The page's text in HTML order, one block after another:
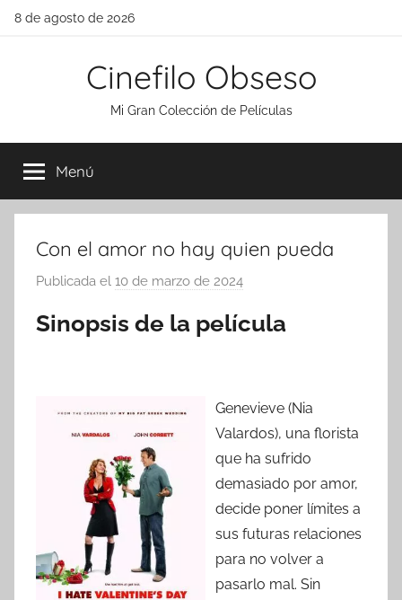
Saltar
8 de agosto de 2026
Cinefilo Obseso
Mi Gran Colección de Películas
Menú
Con el amor no hay quien pueda
Publicada el 10 de marzo de 2024
r
Sinopsis de la película
Genevieve (Nia
Valardos), una florista
que ha sufrido
demasiado por amor,
decide poner límites a
sus futuras relaciones
para no volver a
pasarlo mal. Sin